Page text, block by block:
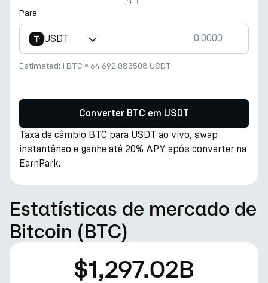
Para
USDT
Estimated: 1 BTC ≈ 64 692.083508 USDT
Converter BTC em USDT
Taxa de câmbio BTC para USDT ao vivo, swap
instantâneo e ganhe até 20% APY após converter na
EarnPark.
Estatísticas de mercado de
Bitcoin (BTC)
$1,297.02B